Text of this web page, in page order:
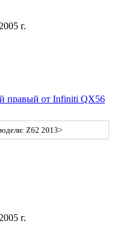
г.
правый от Infiniti QX56
Z62 2013>
г.